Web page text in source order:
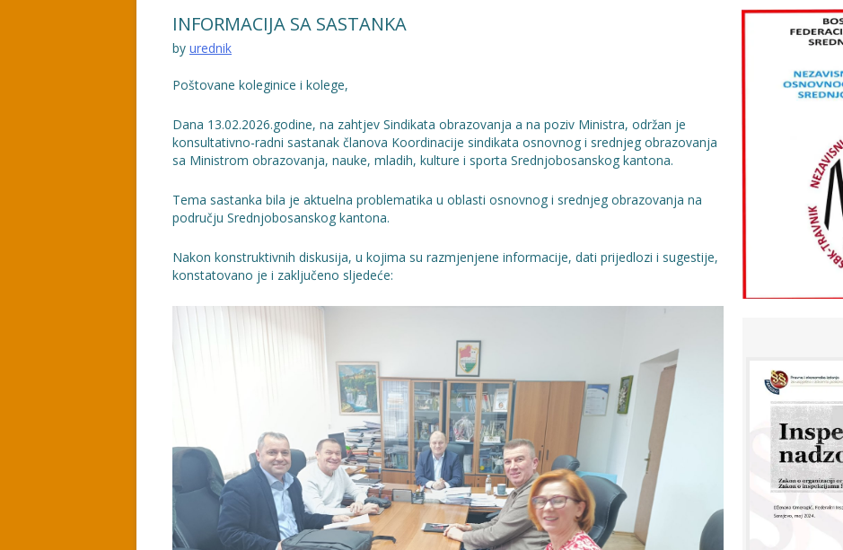
INFORMACIJA SA SASTANKA
by urednik
Poštovane koleginice i kolege,
Dana 13.02.2026.godine, na zahtjev Sindikata obrazovanja a na poziv Ministra, održan je
konsultativno-radni sastanak članova Koordinacije sindikata osnovnog i srednjeg obrazovanja
sa Ministrom obrazovanja, nauke, mladih, kulture i sporta Srednjobosanskog kantona.
Tema sastanka bila je aktuelna problematika u oblasti osnovnog i srednjeg obrazovanja na
području Srednjobosanskog kantona.
Nakon konstruktivnih diskusija, u kojima su razmjenjene informacije, dati prijedlozi i sugestije,
konstatovano je i zaključeno sljedeće: